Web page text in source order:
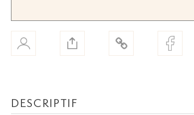
DESCRIPTIF